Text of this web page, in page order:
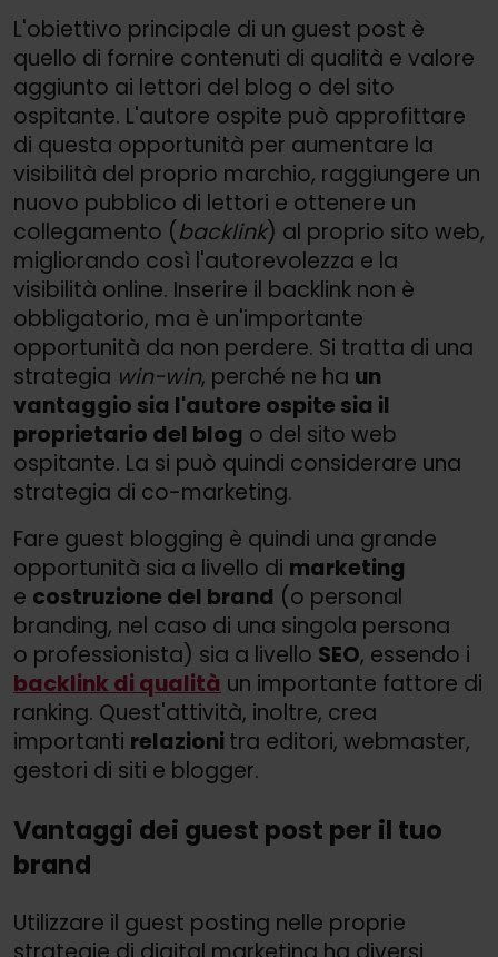
L'obiettivo principale di un guest post è
quello di fornire contenuti di qualità e valore
aggiunto ai lettori del blog o del sito
ospitante. L'autore ospite può approfittare
di questa opportunità per aumentare la
visibilità del proprio marchio, raggiungere un
nuovo pubblico di lettori e ottenere un
collegamento (backlink) al proprio sito web,
migliorando così l'autorevolezza e la
visibilità online. Inserire il backlink non è
obbligatorio, ma è un'importante
opportunità da non perdere. Si tratta di una
strategia win-win, perché ne ha un
vantaggio sia l'autore ospite sia il
proprietario del blog o del sito web
ospitante. La si può quindi considerare una
strategia di co-marketing.
Fare guest blogging è quindi una grande
opportunità sia a livello di marketing
e costruzione del brand (o personal
branding, nel caso di una singola persona
o professionista) sia a livello SEO, essendo i
backlink di qualità un importante fattore di
ranking. Quest'attività, inoltre, crea
importanti relazioni tra editori, webmaster,
gestori di siti e blogger.
Vantaggi dei guest post per il tuo
brand
Utilizzare il guest posting nelle proprie